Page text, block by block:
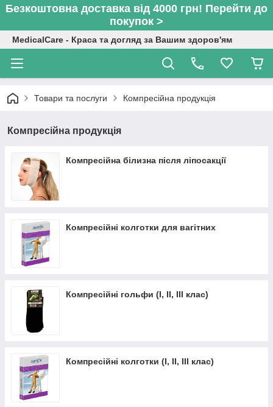
Безкоштовна доставка від 4000 грн! Перейти до
покупок >
MedicalCare - Краса та догляд за Вашим здоров'ям
Товари та послуги Компресійна продукція
Компресійна продукція
Компресійна білизна після ліпосакції
Компресійні колготки для вагітних
Компресійні гольфи (І, II, ІІІ клас)
Компресійні колготки (І, II, ІІІ клас)